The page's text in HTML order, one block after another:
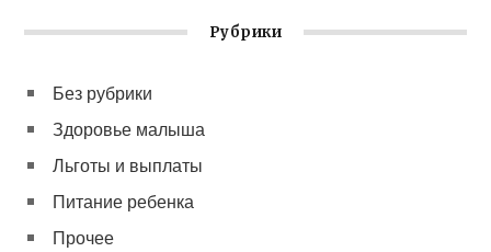
Рубрики
Без рубрики
Здоровье малыша
Льготы и выплаты
Питание ребенка
Прочее